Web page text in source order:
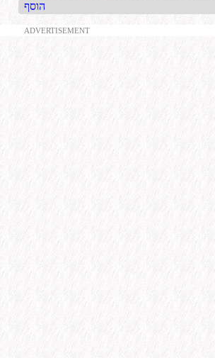
הוסף
ADVERTISEMENT